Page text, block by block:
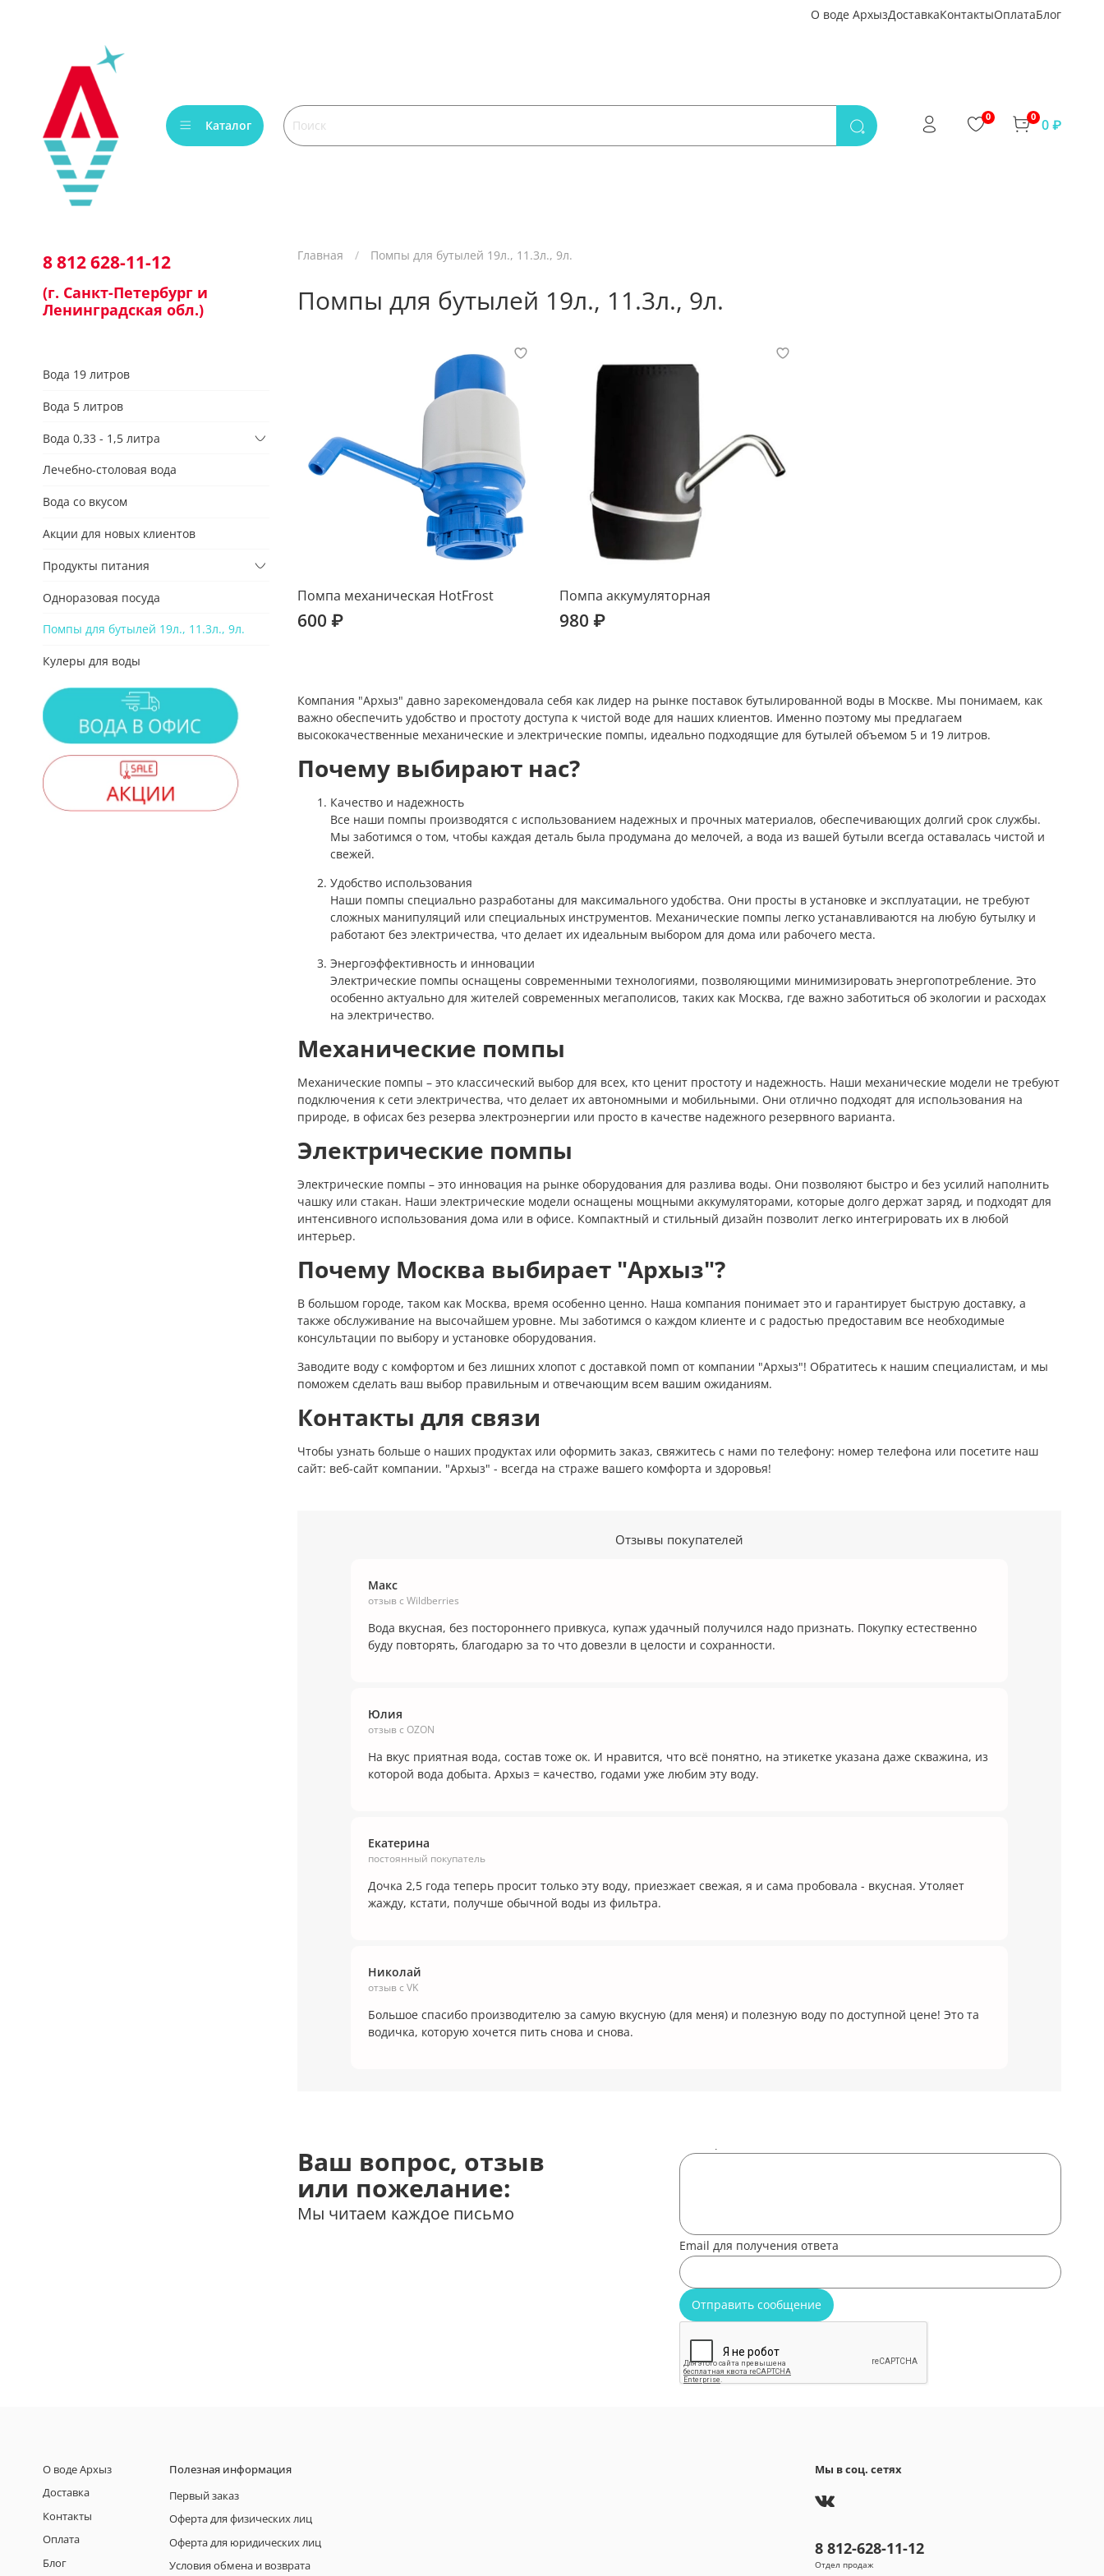
О воде АрхызДоставкаКонтактыОплатаБлог
Каталог
0 0 0 ₽
Главная Помпы для бутылей 19л., 11.3л., 9л.
Помпы для бутылей 19л., 11.3л., 9л.
Помпа механическая HotFrost
600 ₽
Помпа аккумуляторная
980 ₽
Компания "Архыз" давно зарекомендовала себя как лидер на рынке поставок бутылированной воды в Москве. Мы понимаем, как
важно обеспечить удобство и простоту доступа к чистой воде для наших клиентов. Именно поэтому мы предлагаем
высококачественные механические и электрические помпы, идеально подходящие для бутылей объемом 5 и 19 литров.
Почему выбирают нас?
Качество и надежность
Все наши помпы производятся с использованием надежных и прочных материалов, обеспечивающих долгий срок службы.
Мы заботимся о том, чтобы каждая деталь была продумана до мелочей, а вода из вашей бутыли всегда оставалась чистой и
свежей.
Удобство использования
Наши помпы специально разработаны для максимального удобства. Они просты в установке и эксплуатации, не требуют
сложных манипуляций или специальных инструментов. Механические помпы легко устанавливаются на любую бутылку и
работают без электричества, что делает их идеальным выбором для дома или рабочего места.
Энергоэффективность и инновации
Электрические помпы оснащены современными технологиями, позволяющими минимизировать энергопотребление. Это
особенно актуально для жителей современных мегаполисов, таких как Москва, где важно заботиться об экологии и расходах
на электричество.
Механические помпы
Механические помпы – это классический выбор для всех, кто ценит простоту и надежность. Наши механические модели не требуют
подключения к сети электричества, что делает их автономными и мобильными. Они отлично подходят для использования на
природе, в офисах без резерва электроэнергии или просто в качестве надежного резервного варианта.
Электрические помпы
Электрические помпы – это инновация на рынке оборудования для разлива воды. Они позволяют быстро и без усилий наполнить
чашку или стакан. Наши электрические модели оснащены мощными аккумуляторами, которые долго держат заряд, и подходят для
интенсивного использования дома или в офисе. Компактный и стильный дизайн позволит легко интегрировать их в любой
интерьер.
Почему Москва выбирает "Архыз"?
В большом городе, таком как Москва, время особенно ценно. Наша компания понимает это и гарантирует быструю доставку, а
также обслуживание на высочайшем уровне. Мы заботимся о каждом клиенте и с радостью предоставим все необходимые
консультации по выбору и установке оборудования.
Заводите воду с комфортом и без лишних хлопот с доставкой помп от компании "Архыз"! Обратитесь к нашим специалистам, и мы
поможем сделать ваш выбор правильным и отвечающим всем вашим ожиданиям.
Контакты для связи
Чтобы узнать больше о наших продуктах или оформить заказ, свяжитесь с нами по телефону: номер телефона или посетите наш
сайт: веб-сайт компании. "Архыз" - всегда на страже вашего комфорта и здоровья!
Отзывы покупателей
Макс
отзыв с Wildberries
Вода вкусная, без постороннего привкуса, купаж удачный получился надо признать. Покупку естественно
буду повторять, благодарю за то что довезли в целости и сохранности.
Юлия
отзыв с OZON
На вкус приятная вода, состав тоже ок. И нравится, что всё понятно, на этикетке указана даже скважина, из
которой вода добыта. Архыз = качество, годами уже любим эту воду.
Екатерина
постоянный покупатель
Дочка 2,5 года теперь просит только эту воду, приезжает свежая, я и сама пробовала - вкусная. Утоляет
жажду, кстати, получше обычной воды из фильтра.
Николай
отзыв с VK
Большое спасибо производителю за самую вкусную (для меня) и полезную воду по доступной цене! Это та
водичка, которую хочется пить снова и снова.
Ваш вопрос, отзыв
или пожелание:
Мы читаем каждое письмо
Email для получения ответа
Отправить сообщение
8 812 628-11-12
(г. Санкт-Петербург и
Ленинградская обл.)
Вода 19 литров
Вода 5 литров
Вода 0,33 - 1,5 литра
Лечебно-столовая вода
Вода со вкусом
Акции для новых клиентов
Продукты питания
Одноразовая посуда
Помпы для бутылей 19л., 11.3л., 9л.
Кулеры для воды
О воде Архыз
Доставка
Контакты
Оплата
Блог
Полезная информация
Первый заказ
Оферта для физических лиц
Оферта для юридических лиц
Условия обмена и возврата
Мы в соц. сетях
8 812-628-11-12
Отдел продаж